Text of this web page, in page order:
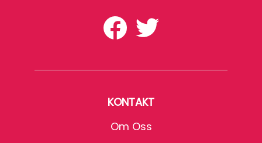
KONTAKT
Om Oss